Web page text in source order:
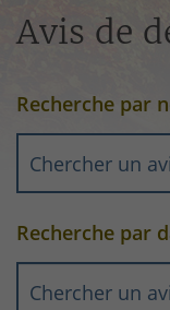
Avis de
Recherche par
Recherche par